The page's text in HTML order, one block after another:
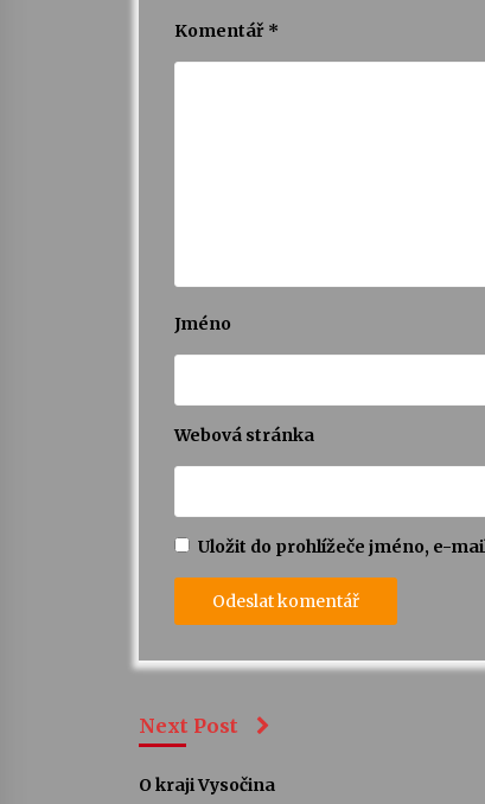
Komentář *
Jméno
Webová stránka
Uložit do prohlížeče jméno, e-
Next Post
O kraji Vysočina